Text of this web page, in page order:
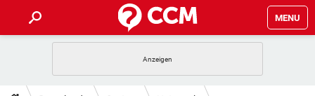
MENU
TIPPS & TRICKS